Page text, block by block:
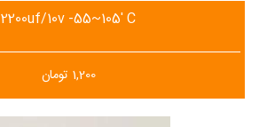
2200uf/10v -55~105' C
1,200 تومان